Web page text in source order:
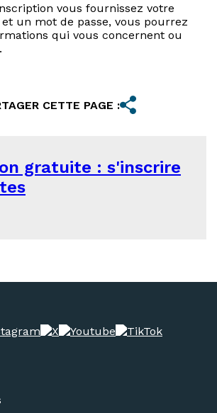
vous fournissez votre
un mot de passe, vous pourrez
qui vous concernent ou
CETTE PAGE :
gratuite : s'inscrire